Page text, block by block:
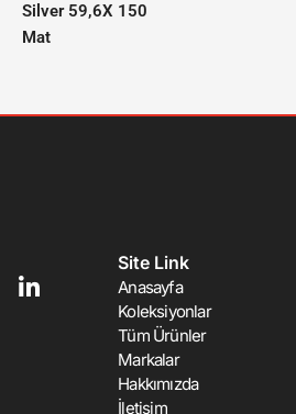
Silver 59,6X 150
Mat
L
Site Link
Anasayfa
Koleksiyonlar
Tüm Ürünler
Markalar
Hakkımızda
İletişim